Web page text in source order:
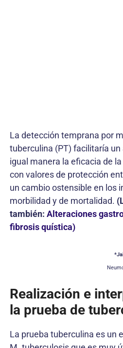
La detección temprana por
tuberculina (PT) facilitaría
igual manera la eficacia de
con valores de protección
un cambio ostensible en los
morbilidad y de mortalidad.
también: Alteraciones
fibrosis quística)
Realización e
la prueba de
La prueba tuberculina es un